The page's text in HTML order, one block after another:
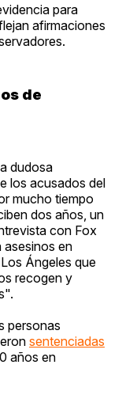
para
afirmaciones
de
dudosa
los acusados del
mucho tiempo
dos años, un
con Fox
asesinos en
Ángeles que
recogen y
personas
sentenciadas
años en